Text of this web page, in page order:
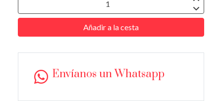
Añadir a la cesta
Envíanos un Whatsapp